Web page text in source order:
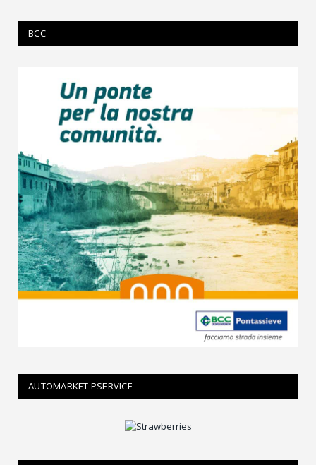
BCC
AUTOMARKET PSERVICE